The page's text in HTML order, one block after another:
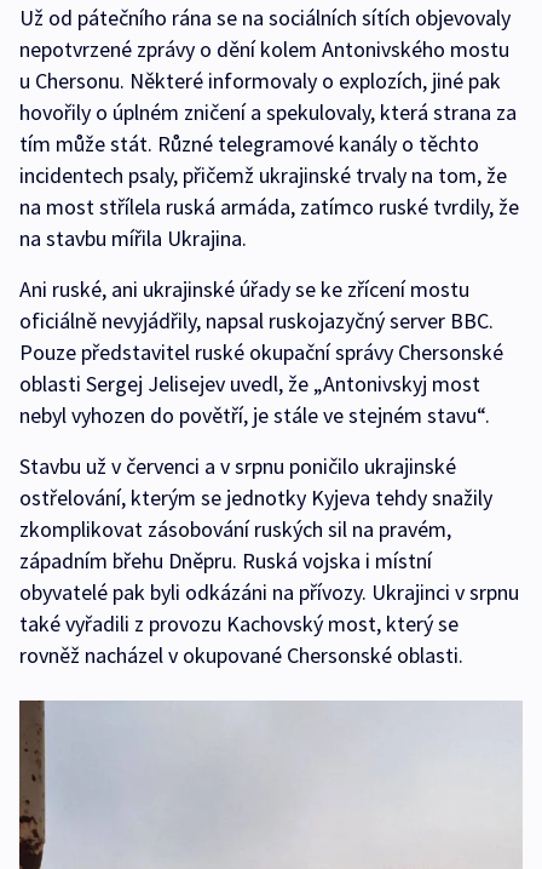
Už od pátečního rána se na sociálních sítích objevovaly
nepotvrzené zprávy o dění kolem Antonivského mostu
u Chersonu. Některé informovaly o explozích, jiné pak
hovořily o úplném zničení a spekulovaly, která strana za
tím může stát. Různé telegramové kanály o těchto
incidentech psaly, přičemž ukrajinské trvaly na tom, že
na most střílela ruská armáda, zatímco ruské tvrdily, že
na stavbu mířila Ukrajina.
Ani ruské, ani ukrajinské úřady se ke zřícení mostu
oficiálně nevyjádřily, napsal ruskojazyčný server BBC.
Pouze představitel ruské okupační správy Chersonské
oblasti Sergej Jelisejev uvedl, že „Antonivskyj most
nebyl vyhozen do povětří, je stále ve stejném stavu“.
Stavbu už v červenci a v srpnu poničilo ukrajinské
ostřelování, kterým se jednotky Kyjeva tehdy snažily
zkomplikovat zásobování ruských sil na pravém,
západním břehu Dněpru. Ruská vojska i místní
obyvatelé pak byli odkázáni na přívozy. Ukrajinci v srpnu
také vyřadili z provozu Kachovský most, který se
rovněž nacházel v okupované Chersonské oblasti.